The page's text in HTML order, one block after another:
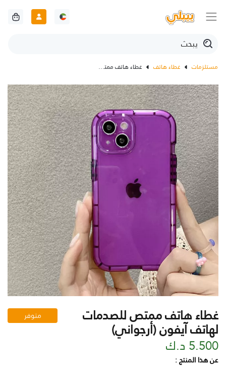
مستلزمات غطاء هاتف غطاء هاتف ممتص للصدمات لهاتف آيفون (أرجواني)
غطاء هاتف ممتص للصدمات
لهاتف آيفون (أرجواني)
متوفر
5.500 د.ك
عن هذا المنتج :